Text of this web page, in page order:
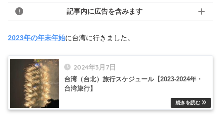
記事内に広告を含みます
2023年の年末年始に台湾に行きました。
2024年3月7日
台湾（台北）旅行スケジュール【2023-2024年・
台湾旅行】